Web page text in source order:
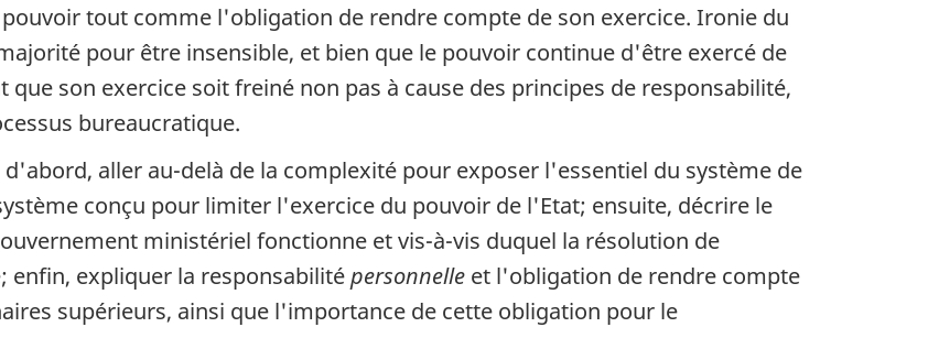
tout comme l'obligation de rendre compte de son exercice. Ironie du
pour être insensible, et bien que le pouvoir continue d'être exercé de
son exercice soit freiné non pas à cause des principes de responsabilité,
bureaucratique.
aller au-delà de la complexité pour exposer l'essentiel du système de
conçu pour limiter l'exercice du pouvoir de l'Etat; ensuite, décrire le
ministériel fonctionne et vis-à-vis duquel la résolution de
enfin, expliquer la responsabilitépersonnelle et l'obligation de rendre compte
supérieurs, ainsi que l'importance de cette obligation pour le